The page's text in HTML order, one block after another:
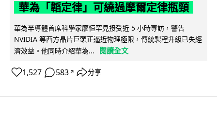
華為「韜定律」可繞過摩爾定律瓶頸
華為半導體首席科學家廖恒罕見接受近 5 小時專訪，警告
NVIDIA 等西方晶片巨頭正逼近物理極限，傳統製程升級已失經
濟效益。他同時介紹華為...
閱讀全文
1,527 583 ↗ 分享